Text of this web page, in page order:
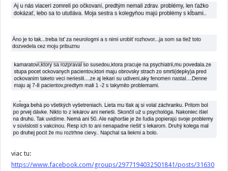
viac tu:
https://www.facebook.com/groups/2977194032501841/posts/31630